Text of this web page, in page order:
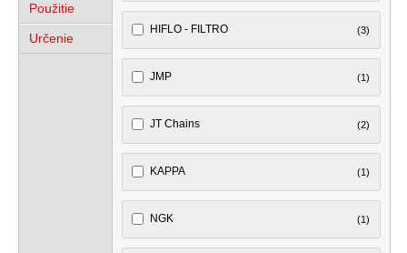
Použitie
Určenie
HIFLO - FILTRO (3)
JMP (1)
JT Chains (2)
KAPPA (1)
NGK (1)